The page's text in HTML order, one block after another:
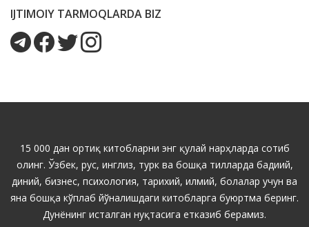
IJTIMOIY TARMOQLARDA BIZ
15 000 дан ортиқ китобларни энг қулай нарҳларда сотиб
олинг. Ўзбек, рус, инглиз, турк ва бошқа тилларда бадиий,
диний, бизнес, психология, тарихий, илмий, болалар учун ва
яна бошқа кўплаб йўналишдаги китобларга буюртма беринг.
Дунёнинг исталган нуқтасига етказиб берамиз.